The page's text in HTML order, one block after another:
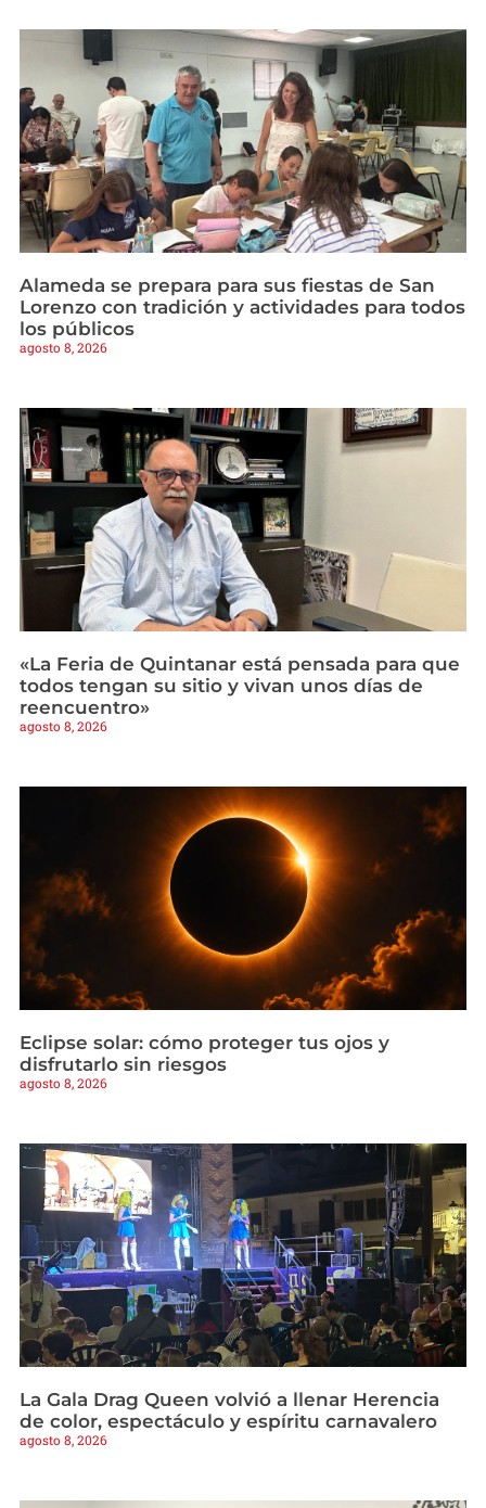
Alameda se prepara para sus fiestas de San
Lorenzo con tradición y actividades para todos
los públicos
agosto 8, 2026
«La Feria de Quintanar está pensada para que
todos tengan su sitio y vivan unos días de
reencuentro»
agosto 8, 2026
Eclipse solar: cómo proteger tus ojos y
disfrutarlo sin riesgos
agosto 8, 2026
La Gala Drag Queen volvió a llenar Herencia
de color, espectáculo y espíritu carnavalero
agosto 8, 2026